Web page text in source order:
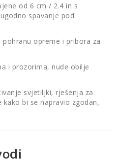
od 6 cm / 2.4 in s
spavanje pod
opreme i pribora za
i prozorima, nude obilje
svjetiljki, rješenja za
bi se napravio zgodan,